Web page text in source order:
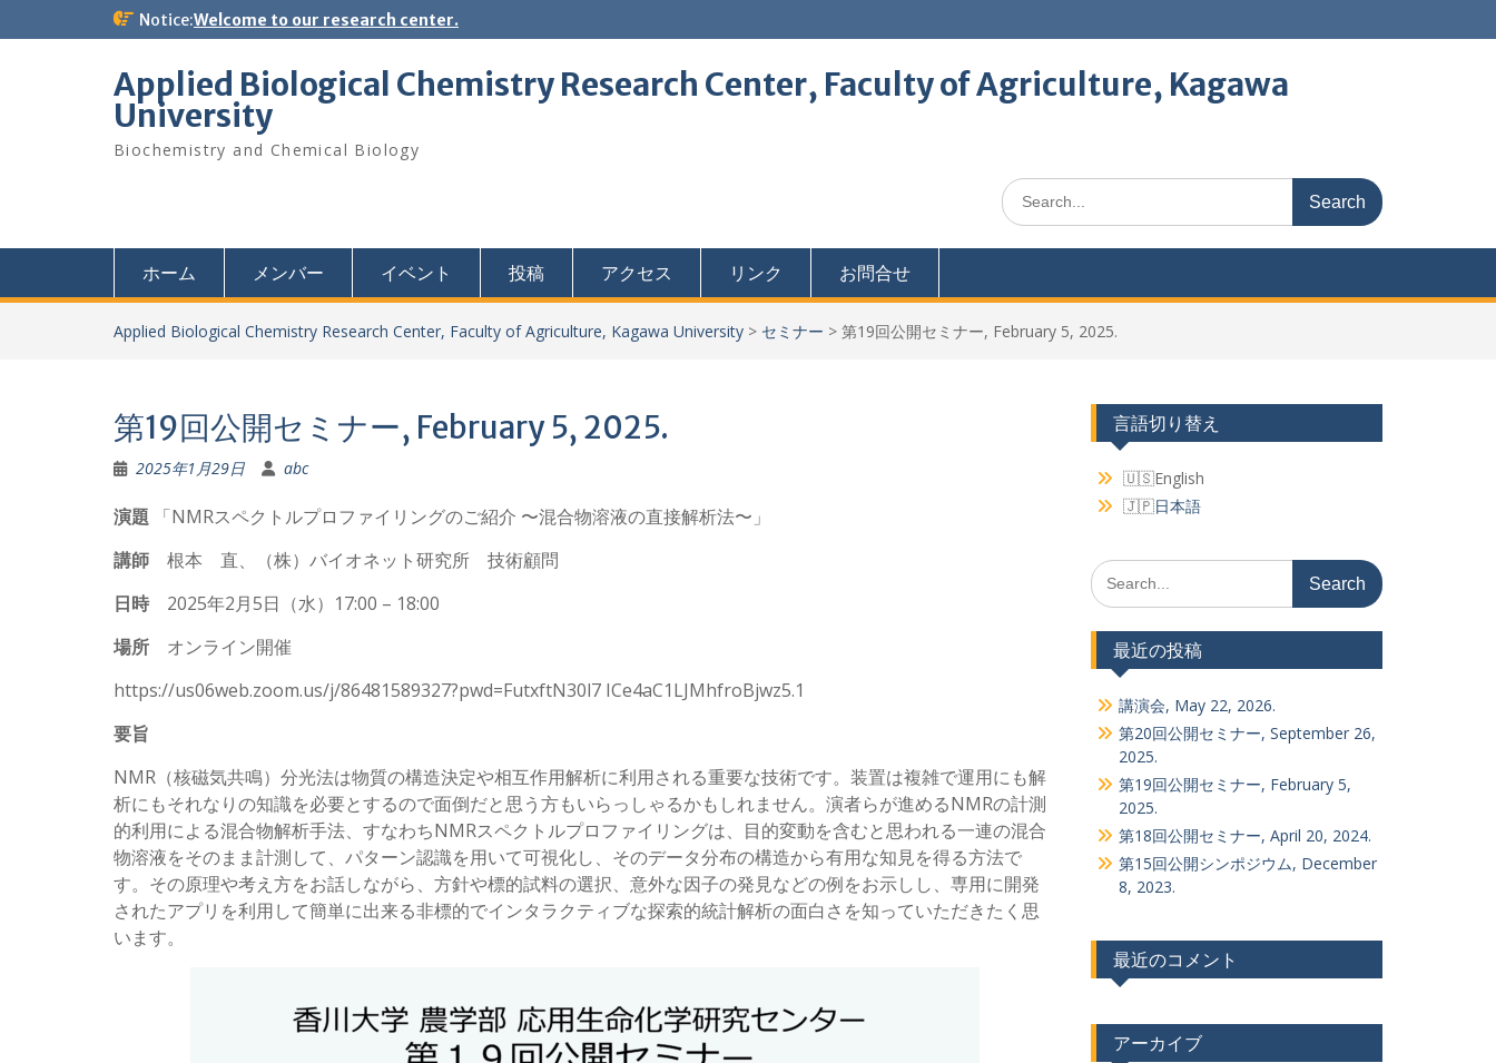
to
Notice:Welcome to our research center.
Applied Biological Chemistry Research Center, Faculty of Agriculture, Kagawa
University
Biochemistry and Chemical Biology
Search
for:
ホーム メンバー イベント 投稿 アクセス リンク お問合せ
Applied Biological Chemistry Research Center, Faculty of Agriculture, Kagawa University > セミナー > 第19回公開セミナー, February 5, 2025.
第19回公開セミナー, February 5, 2025.
2025年1月29日 abc
演題 「NMRスペクトルプロファイリングのご紹介 〜混合物溶液の直接解析法〜」
講師 根本 直、（株）バイオネット研究所 技術顧問
日時 2025年2月5日（水）17:00 – 18:00
場所 オンライン開催
https://us06web.zoom.us/j/86481589327?pwd=FutxftN30l7 ICe4aC1LJMhfroBjwz5.1
要旨
NMR（核磁気共鳴）分光法は物質の構造決定や相互作用解析に利用される重要な技術です。装置は複雑で運用にも解
析にもそれなりの知識を必要とするので面倒だと思う方もいらっしゃるかもしれません。演者らが進めるNMRの計測
的利用による混合物解析手法、すなわちNMRスペクトルプロファイリングは、目的変動を含むと思われる一連の混合
物溶液をそのまま計測して、パターン認識を用いて可視化し、そのデータ分布の構造から有用な知見を得る方法で
す。その原理や考え方をお話しながら、方針や標的試料の選択、意外な因子の発見などの例をお示しし、専用に開発
されたアプリを利用して簡単に出来る非標的でインタラクティブな探索的統計解析の面白さを知っていただきたく思
います。
言語切り替え
English
日本語
Search
for:
最近の投稿
講演会, May 22, 2026.
第20回公開セミナー, September 26,
2025.
第19回公開セミナー, February 5,
2025.
第18回公開セミナー, April 20, 2024.
第15回公開シンポジウム, December
8, 2023.
最近のコメント
アーカイブ